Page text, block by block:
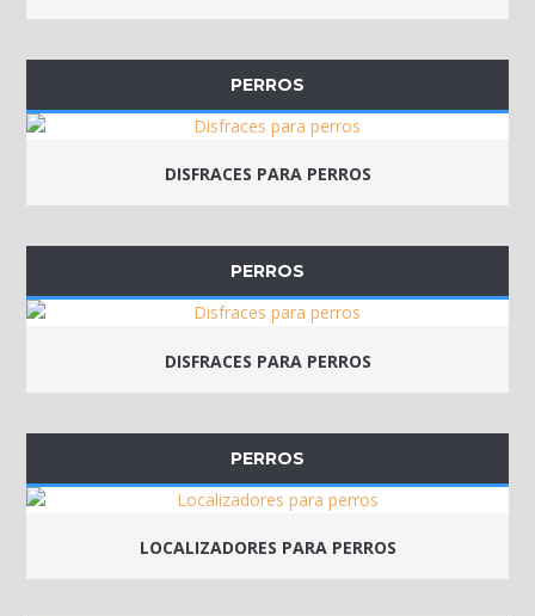
PERROS
DISFRACES PARA PERROS
PERROS
DISFRACES PARA PERROS
PERROS
LOCALIZADORES PARA PERROS